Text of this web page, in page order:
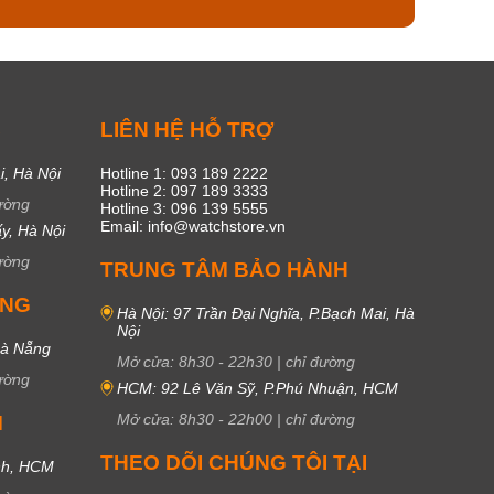
Hà Nội
Hà Nội
Nẵng
HCM
LIÊN HỆ HỖ TRỢ
Hotline 1: 093 189 2222
Hotline 2: 097 189 3333
Hotline 3: 096 139 5555
Email: info@watchstore.vn
TRUNG TÂM BẢO HÀNH
Hà Nội: 97 Trần Đại Nghĩa, P.Bạch Mai, Hà
Nội
Mở cửa: 8h30 - 22h30 | chỉ đường
HCM: 92 Lê Văn Sỹ, P.Phú Nhuận, HCM
Mở cửa: 8h30 - 22h00 | chỉ đường
THEO DÕI CHÚNG TÔI TẠI